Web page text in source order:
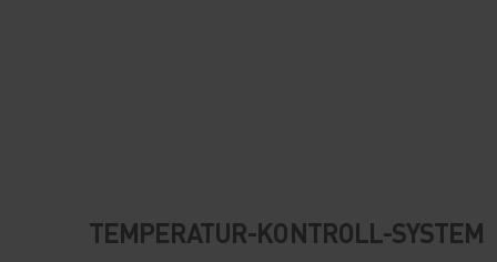
TEMPERATUR-KONTROLL-SYSTEM